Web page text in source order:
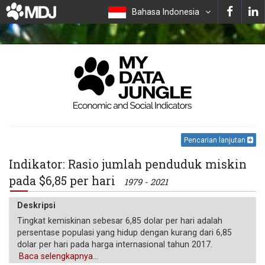
Bahasa Indonesia
Pencarian lanjutan
Indikator: Rasio jumlah penduduk miskin
pada $6,85 per hari
1979 - 2021
Deskripsi
Tingkat kemiskinan sebesar 6,85 dolar per hari adalah
persentase populasi yang hidup dengan kurang dari 6,85
dolar per hari pada harga internasional tahun 2017.
Satuan pengukuran
Baca selengkapnya...